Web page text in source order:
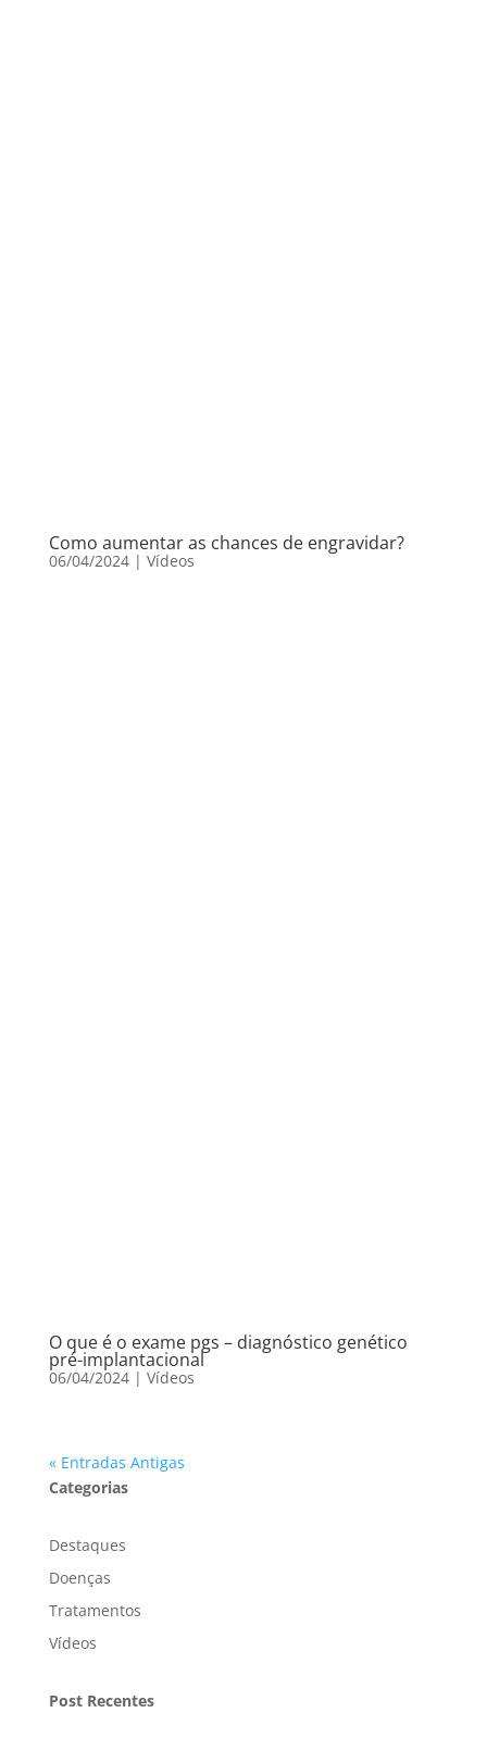
Como aumentar as chances de engravidar?
06/04/2024| Vídeos
O que é o exame pgs – diagnóstico genético
pré-implantacional
06/04/2024| Vídeos
« Entradas Antigas
Categorias
Destaques
Doenças
Tratamentos
Vídeos
Post Recentes